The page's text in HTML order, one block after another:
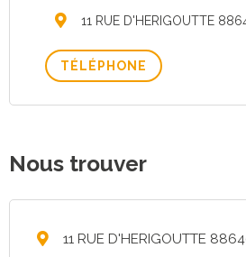
11 RUE D'HERIGOUTTE
TÉLÉPHONE
Nous trouver
11 RUE D'HERIGOUTTE